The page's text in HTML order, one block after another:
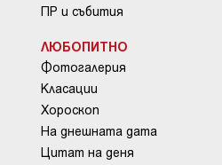
ПР и събития
ЛЮБОПИТНО
Фотогалерия
Класации
Хороскоп
На днешната дата
Цитат на деня